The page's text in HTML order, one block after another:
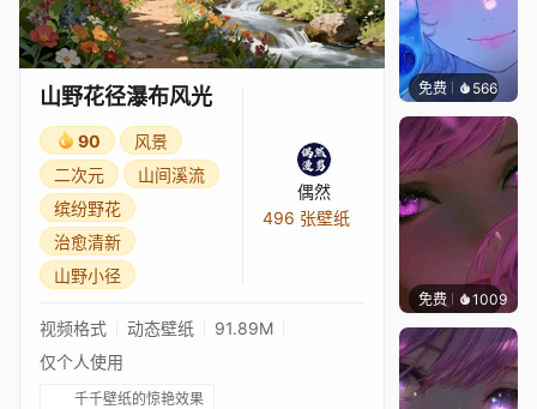
山野花径瀑布风光
90
风景
二次元
山间溪流
缤纷野花
治愈清新
山野小径
偶然
496 张壁纸
视频格式 动态壁纸
91.89M
仅个人使用
千千壁纸的惊艳效果
免费 566辰东
免费 1009辰东